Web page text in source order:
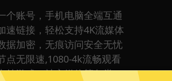
个账号，手机电脑全端互通
速链接，轻松支持4K流媒体
据加密，无痕访问安全无忧
点无限速,1080-4k流畅观看
持游戏，社交媒体等各类App